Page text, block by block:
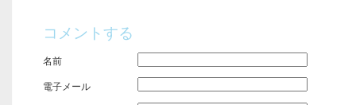
コメントする
名前
電子メール